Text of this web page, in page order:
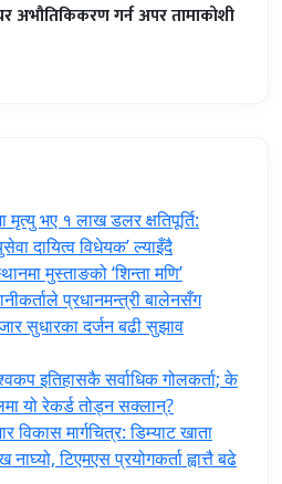
अभौतिकिकरण गर्न अपर तामाकोशी
मृत्यु भए १ लाख डलर क्षतिपूर्ति:
दायित्व विधेयक’ ल्याइँदै
मुस्ताङको ‘शिन्ता मणि’
प्रधानमन्त्री ‍बालेनसँग
सुधारका दर्जन बढी सुझाव
इतिहासकै सर्वाधिक गोलकर्ता; के
यो रेकर्ड तोड्न सक्लान्?
विकास मार्गचित्र: डिम्याट खाता
टिएमएस प्रयोगकर्ता ह्वात्तै बढे